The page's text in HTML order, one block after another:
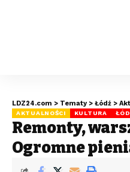
LDZ24.com > Tematy > Łódź >
AKTUALNOŚCI KULTURA
Remonty,
Ogromne